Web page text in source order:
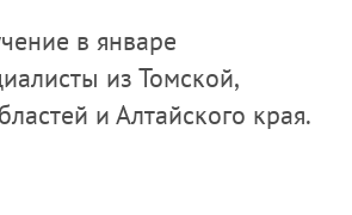
в январе
из Томской,
и Алтайского края.